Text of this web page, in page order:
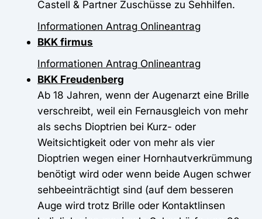
Castell & Partner Zuschüsse zu Sehhilfen.
Informationen Antrag Onlineantrag
BKK firmus
Informationen Antrag Onlineantrag
BKK Freudenberg
Ab 18 Jahren, wenn der Augenarzt eine Brille
verschreibt, weil ein Fernausgleich von mehr
als sechs Dioptrien bei Kurz- oder
Weitsichtigkeit oder von mehr als vier
Dioptrien wegen einer Hornhautverkrümmung
benötigt wird oder wenn beide Augen schwer
sehbeeinträchtigt sind (auf dem besseren
Auge wird trotz Brille oder Kontaktlinsen